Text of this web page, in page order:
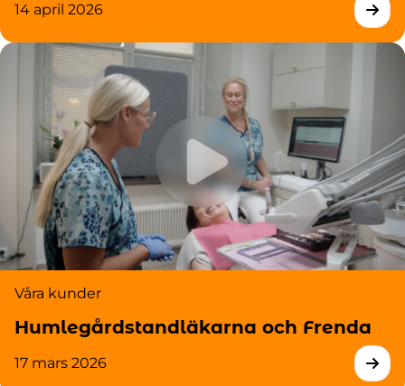
14 april 2026
Våra kunder
Humlegårdstandläkarna och Frenda
17 mars 2026